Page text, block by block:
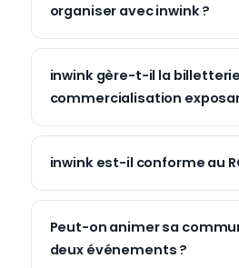
organiser avec inwink ?
inwink gère-t-il la
commercialisation
inwink est-il conforme au
Peut-on animer sa
deux événements ?